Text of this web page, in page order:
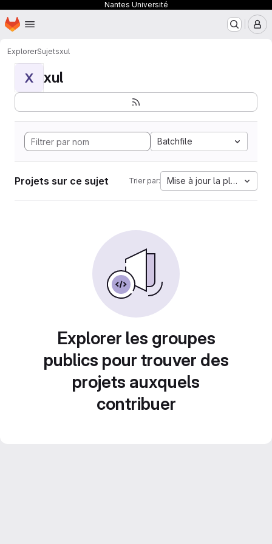
Nantes Université
Passer au contenu principal
Page d'accueil
ExplorerSujetsxul
X xul
Batchfile
Projets sur ce sujet Trier par: Mise à jour la plus
Explorer les groupes
publics pour trouver des
projets auxquels
contribuer